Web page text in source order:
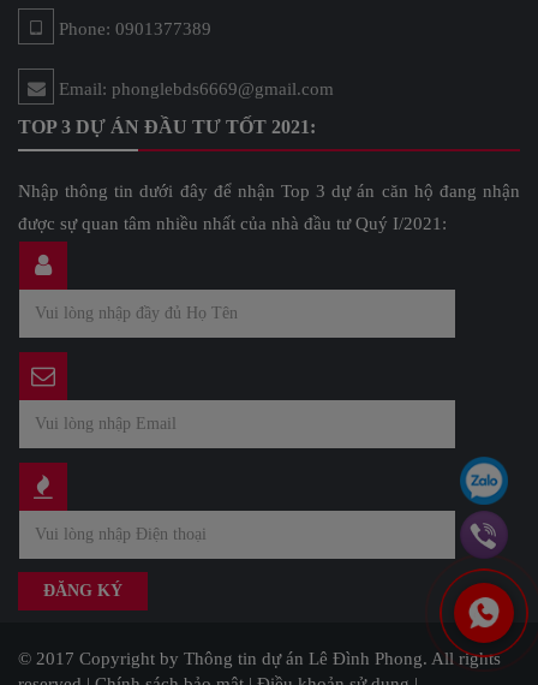
Phone: 0901377389
Email: phonglebds6669@gmail.com
TOP 3 DỰ ÁN ĐẦU TƯ TỐT 2021:
Nhập thông tin dưới đây để nhận Top 3 dự án căn hộ đang nhận
được sự quan tâm nhiều nhất của nhà đầu tư Quý I/2021:
© 2017 Copyright by Thông tin dự án Lê Đình Phong. All rights